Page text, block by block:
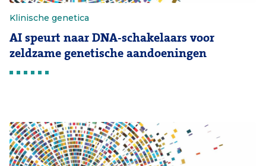
Klinische genetica
AI speurt naar DNA-schakelaars voor
zeldzame genetische aandoeningen